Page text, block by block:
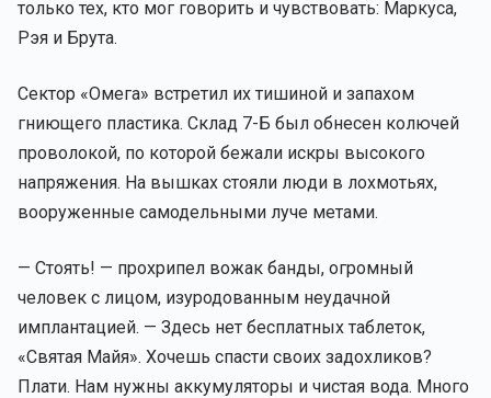
только тех, кто мог говорить и чувствовать: Маркуса,
Рэя и Брута.
Сектор «Омега» встретил их тишиной и запахом
гниющего пластика. Склад 7-Б был обнесен колючей
проволокой, по которой бежали искры высокого
напряжения. На вышках стояли люди в лохмотьях,
вооруженные самодельными луче метами.
— Стоять! — прохрипел вожак банды, огромный
человек с лицом, изуродованным неудачной
имплантацией. — Здесь нет бесплатных таблеток,
«Святая Майя». Хочешь спасти своих задохликов?
Плати. Нам нужны аккумуляторы и чистая вода. Много